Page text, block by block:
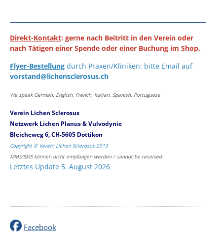
Direkt-Kontakt: gerne nach Beitritt in den Verein oder
nach Tätigen einer Spende oder einer Buchung im Shop.
Flyer-Bestellung durch Praxen/Kliniken: bitte Email auf
vorstand@lichensclerosus.ch
We speak German, English, French, Italian, Spanish, Portuguese
Verein Lichen Sclerosus
Netzwerk Lichen Planus & Vulvodynie
Bleicheweg 6, CH-5605 Dottikon
Copyright © Verein Lichen Sclerosus 2013
MMS/SMS können nicht empfangen werden / cannot be received
Letztes Update 5. August 2026
Facebook